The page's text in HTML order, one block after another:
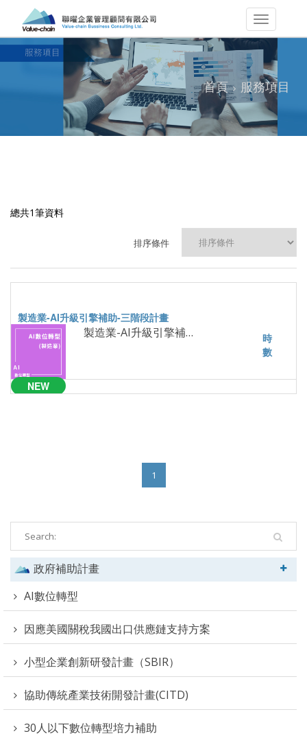
首頁 服務項目
總共1筆資料
排序條件
NEW
製造業-AI升級引擎補助-三階段計畫
1
政府補助計畫
AI數位轉型
因應美國關稅我國出口供應鏈支持方案
小型企業創新研發計畫（SBIR）
協助傳統產業技術開發計畫(CITD)
30人以下數位轉型培力補助